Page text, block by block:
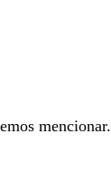
mencionar.